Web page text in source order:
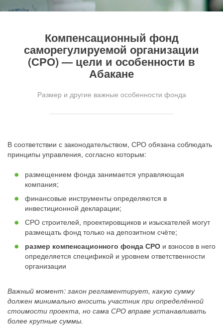
Компенсационный фонд
саморегулируемой организации
(СРО) — цели и особенности в
Абакане
Размер и другие важные особенности фонда
В соответствии с законодательством, СРО обязана соблюдать
принципы управления, согласно которым:
размещением фонда занимается управляющая
компания;
финансовые инструменты определяются в
инвестиционной декларации;
СРО строителей, проектировщиков и изыскателей могут
размещать фонд только на депозитном счёте;
размер компенсационного фонда СРО и взносов в него
определяется спецификой и уровнем ответственности
организации
Важный момент: закон регламентирует, какую сумму
должен минимально вносить участник при определённой
стоимости проекта, но сама СРО вправе устанавливать
более крупные суммы.